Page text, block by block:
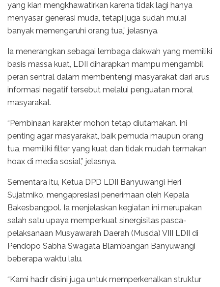
yang kian mengkhawatirkan karena tidak lagi hanya
menyasar generasi muda, tetapi juga sudah mulai
banyak memengaruhi orang tua,” jelasnya.
Ia menerangkan sebagai lembaga dakwah yang memiliki
basis massa kuat, LDII diharapkan mampu mengambil
peran sentral dalam membentengi masyarakat dari arus
informasi negatif tersebut melalui penguatan moral
masyarakat.
“Pembinaan karakter mohon tetap diutamakan. Ini
penting agar masyarakat, baik pemuda maupun orang
tua, memiliki filter yang kuat dan tidak mudah termakan
hoax di media sosial,” jelasnya.
Sementara itu, Ketua DPD LDII Banyuwangi Heri
Sujatmiko, mengapresiasi penerimaan oleh Kepala
Bakesbangpol. Ia menjelaskan kegiatan ini merupakan
salah satu upaya memperkuat sinergisitas pasca-
pelaksanaan Musyawarah Daerah (Musda) VIII LDII di
Pendopo Sabha Swagata Blambangan Banyuwangi
beberapa waktu lalu.
“Kami hadir disini juga untuk memperkenalkan struktur